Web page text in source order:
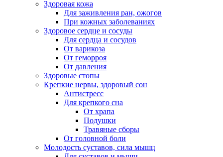
Здоровая кожа
Для заживления ран, ожогов
При кожных заболеваниях
Здоровое сердце и сосуды
Для сердца и сосудов
От варикоза
От геморроя
От давления
Здоровые стопы
Крепкие нервы, здоровый сон
Антистресс
Для крепкого сна
От храпа
Подушки
Травяные сборы
От головной боли
Молодость суставов, сила мышц